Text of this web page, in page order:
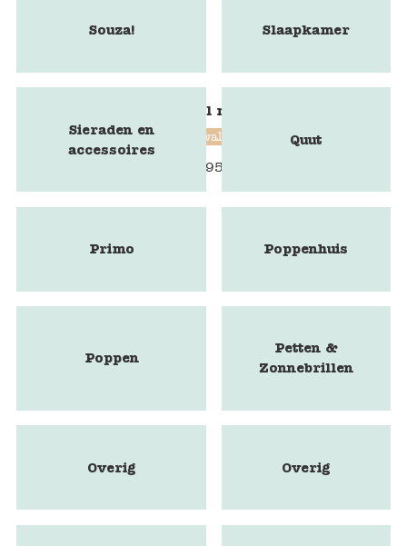
Blokstempel mammoet
Blockwallah
9,95
Souza! Slaapkamer
Sieraden en
accessoires
Quut
Primo Poppenhuis
Poppen
Petten &
Zonnebrillen
Overig Overig